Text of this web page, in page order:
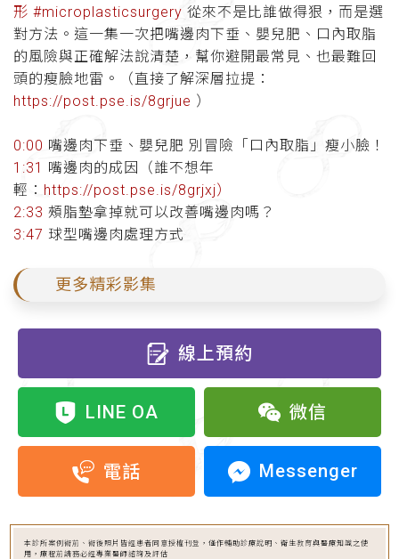
形 #microplasticsurgery 從來不是比誰做得狠，而是選
對方法。這一集一次把嘴邊肉下垂、嬰兒肥、口內取脂
的風險與正確解法說清楚，幫你避開最常見、也最難回
頭的瘦臉地雷。（直接了解深層拉提：
https://post.pse.is/8grjue ）
0:00 嘴邊肉下垂、嬰兒肥 別冒險「口內取脂」瘦小臉！
1:31 嘴邊肉的成因（誰不想年
輕： https://post.pse.is/8grjxj）
2:33 頰脂墊拿掉就可以改善嘴邊肉嗎？
3:47 球型嘴邊肉處理方式
更多精彩影集
線上預約
LINE OA 微信
電話 Messenger
本診所案例術前、術後照片皆經患者同意授權刊登，僅作輔助診療說明、衛生教育與醫療知識之使
用，療程前請務必經專業醫師諮詢及評估